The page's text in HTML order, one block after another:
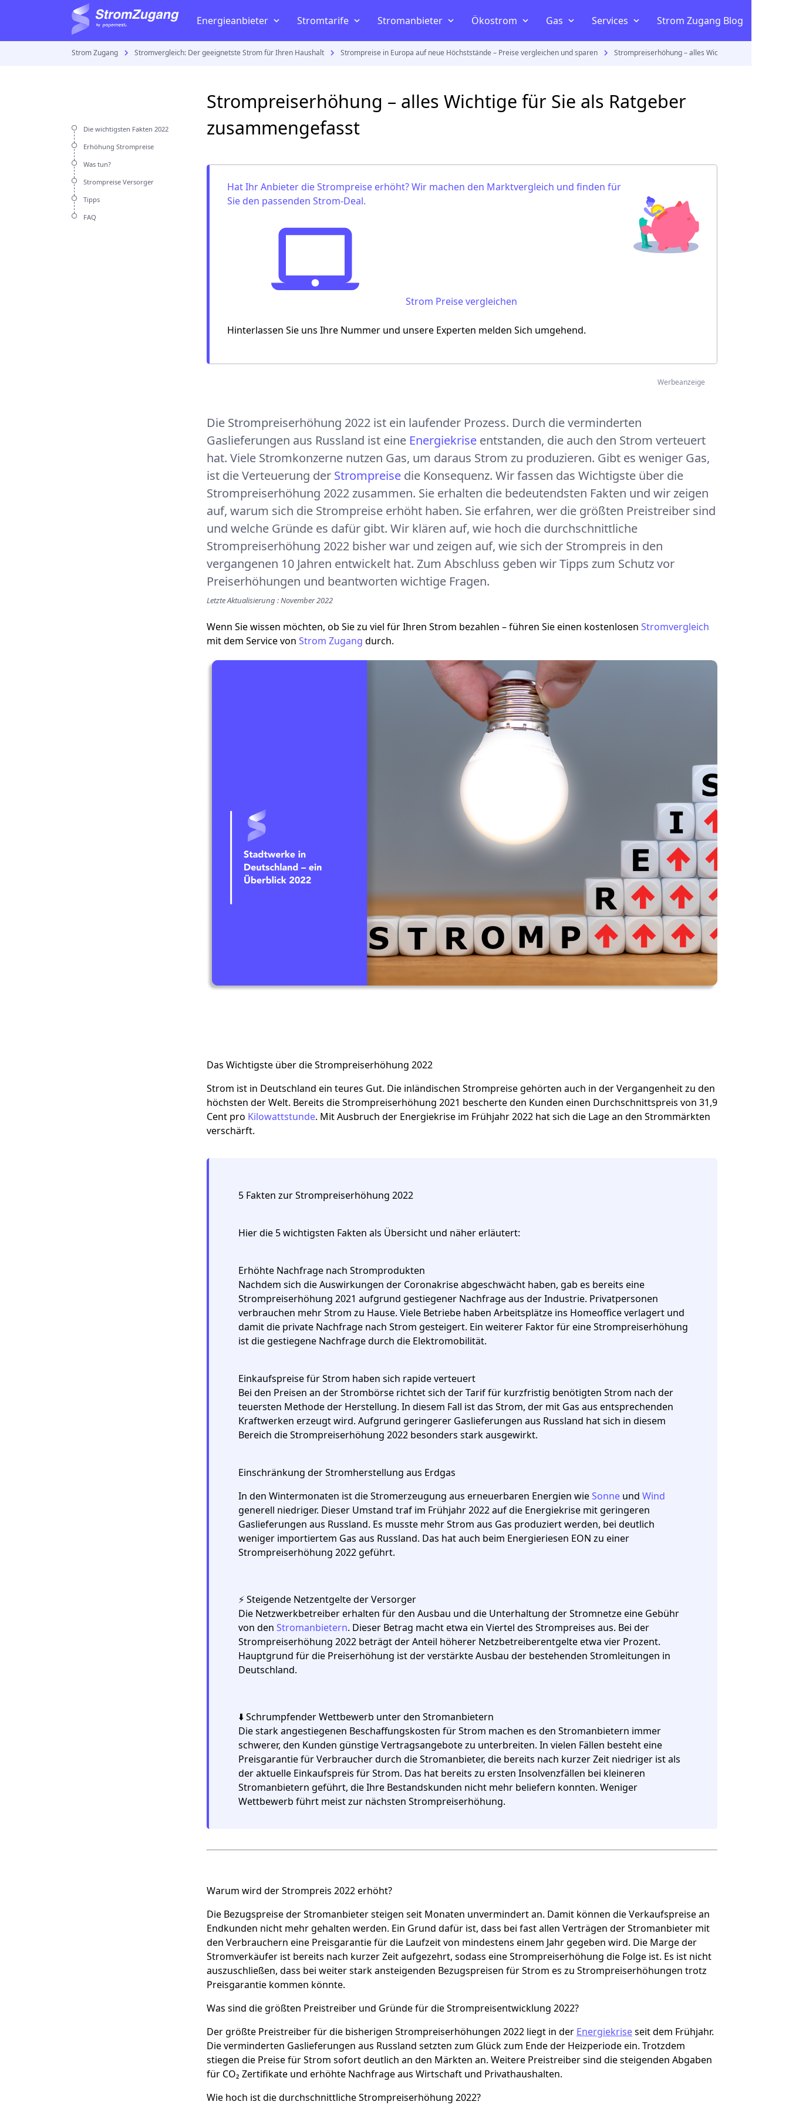
Energieanbieter
E.ON
Eprimo
Montana Strom
Stromtarife
Strompreise
Strompreiserhöhung
Stromanbieter
Günstige Stromanbieter
Ökostrom
Photovoltaik
Gas
Gaspreise
Gasvertrag
Günstigsten Gasanbieter
Services
Stromanbieter wechseln
Stromzähler
Strom kündigen
Gasanbieter wechseln
Strom Zugang Blog
Stromangebote vergleichen
Strom Zugang Stromvergleich: Der geeignetste Strom für Ihren Haushalt Strompreise in Europa auf neue Höchststände – Preise vergleichen und sparen Strompreiserhöhung – alles Wichtige für Sie als
Die wichtigsten Fakten 2022
Erhöhung Strompreise
Was tun?
Strompreise Versorger
Tipps
FAQ
Strompreiserhöhung – alles Wichtige für Sie als Ratgeber
zusammengefasst
Hat Ihr Anbieter die Strompreise erhöht? Wir machen den Marktvergleich und finden für
Sie den passenden Strom-Deal.
Strom Preise vergleichen
Hinterlassen Sie uns Ihre Nummer und unsere Experten melden Sich umgehend.
Werbeanzeige
Die Strompreiserhöhung 2022 ist ein laufender Prozess. Durch die verminderten
Gaslieferungen aus Russland ist eine Energiekrise entstanden, die auch den Strom verteuert
hat. Viele Stromkonzerne nutzen Gas, um daraus Strom zu produzieren. Gibt es weniger Gas,
ist die Verteuerung der Strompreise die Konsequenz. Wir fassen das Wichtigste über die
Strompreiserhöhung 2022 zusammen. Sie erhalten die bedeutendsten Fakten und wir zeigen
auf, warum sich die Strompreise erhöht haben. Sie erfahren, wer die größten Preistreiber sind
und welche Gründe es dafür gibt. Wir klären auf, wie hoch die durchschnittliche
Strompreiserhöhung 2022 bisher war und zeigen auf, wie sich der Strompreis in den
vergangenen 10 Jahren entwickelt hat. Zum Abschluss geben wir Tipps zum Schutz vor
Preiserhöhungen und beantworten wichtige Fragen.
Letzte Aktualisierung : November 2022
Wenn Sie wissen möchten, ob Sie zu viel für Ihren Strom bezahlen – führen Sie einen kostenlosen Stromvergleich
mit dem Service von Strom Zugang durch.
Das Wichtigste über die Strompreiserhöhung 2022
Strom ist in Deutschland ein teures Gut. Die inländischen Strompreise gehörten auch in der Vergangenheit zu den
höchsten der Welt. Bereits die Strompreiserhöhung 2021 bescherte den Kunden einen Durchschnittspreis von 31,9
Cent pro Kilowattstunde. Mit Ausbruch der Energiekrise im Frühjahr 2022 hat sich die Lage an den Strommärkten
verschärft.
5 Fakten zur Strompreiserhöhung 2022
Hier die 5 wichtigsten Fakten als Übersicht und näher erläutert:
Erhöhte Nachfrage nach Stromprodukten
Nachdem sich die Auswirkungen der Coronakrise abgeschwächt haben, gab es bereits eine
Strompreiserhöhung 2021 aufgrund gestiegener Nachfrage aus der Industrie. Privatpersonen
verbrauchen mehr Strom zu Hause. Viele Betriebe haben Arbeitsplätze ins Homeoffice verlagert und
damit die private Nachfrage nach Strom gesteigert. Ein weiterer Faktor für eine Strompreiserhöhung
ist die gestiegene Nachfrage durch die Elektromobilität.
Einkaufspreise für Strom haben sich rapide verteuert
Bei den Preisen an der Strombörse richtet sich der Tarif für kurzfristig benötigten Strom nach der
teuersten Methode der Herstellung. In diesem Fall ist das Strom, der mit Gas aus entsprechenden
Kraftwerken erzeugt wird. Aufgrund geringerer Gaslieferungen aus Russland hat sich in diesem
Bereich die Strompreiserhöhung 2022 besonders stark ausgewirkt.
Einschränkung der Stromherstellung aus Erdgas
In den Wintermonaten ist die Stromerzeugung aus erneuerbaren Energien wieSonne und Wind
generell niedriger. Dieser Umstand traf im Frühjahr 2022 auf die Energiekrise mit geringeren
Gaslieferungen aus Russland. Es musste mehr Strom aus Gas produziert werden, bei deutlich
weniger importiertem Gas aus Russland. Das hat auch beim Energieriesen EON zu einer
Strompreiserhöhung 2022 geführt.
⚡️Steigende Netzentgelte der Versorger
Die Netzwerkbetreiber erhalten für den Ausbau und die Unterhaltung der Stromnetze eine Gebühr
von den Stromanbietern. Dieser Betrag macht etwa ein Viertel des Strompreises aus. Bei der
Strompreiserhöhung 2022 beträgt der Anteil höherer Netzbetreiberentgelte etwa vier Prozent.
Hauptgrund für die Preiserhöhung ist der verstärkte Ausbau der bestehenden Stromleitungen in
Deutschland.
⬇️Schrumpfender Wettbewerb unter den Stromanbietern
Die stark angestiegenen Beschaffungskosten für Strom machen es den Stromanbietern immer
schwerer, den Kunden günstige Vertragsangebote zu unterbreiten. In vielen Fällen besteht eine
Preisgarantie für Verbraucher durch die Stromanbieter, die bereits nach kurzer Zeit niedriger ist als
der aktuelle Einkaufspreis für Strom. Das hat bereits zu ersten Insolvenzfällen bei kleineren
Stromanbietern geführt, die Ihre Bestandskunden nicht mehr beliefern konnten. Weniger
Wettbewerb führt meist zur nächsten Strompreiserhöhung.
Warum wird der Strompreis 2022 erhöht?
Die Bezugspreise der Stromanbieter steigen seit Monaten unvermindert an. Damit können die Verkaufspreise an
Endkunden nicht mehr gehalten werden. Ein Grund dafür ist, dass bei fast allen Verträgen der Stromanbieter mit
den Verbrauchern eine Preisgarantie für die Laufzeit von mindestens einem Jahr gegeben wird. Die Marge der
Stromverkäufer ist bereits nach kurzer Zeit aufgezehrt, sodass eine Strompreiserhöhung die Folge ist. Es ist nicht
auszuschließen, dass bei weiter stark ansteigenden Bezugspreisen für Strom es zu Strompreiserhöhungen trotz
Preisgarantie kommen könnte.
Was sind die größten Preistreiber und Gründe für die Strompreisentwicklung 2022?
Der größte Preistreiber für die bisherigen Strompreiserhöhungen 2022 liegt in der Energiekriseseit dem Frühjahr.
Die verminderten Gaslieferungen aus Russland setzten zum Glück zum Ende der Heizperiode ein. Trotzdem
stiegen die Preise für Strom sofort deutlich an den Märkten an. Weitere Preistreiber sind die steigenden Abgaben
für CO₂ Zertifikate und erhöhte Nachfrage aus Wirtschaft und Privathaushalten.
Wie hoch ist die durchschnittliche Strompreiserhöhung 2022?